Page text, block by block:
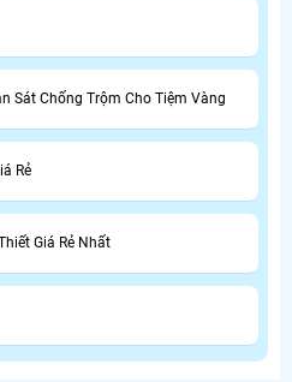
Sát Chống Trộm Cho Tiệm Vàng
Rẻ
Giá Rẻ Nhất